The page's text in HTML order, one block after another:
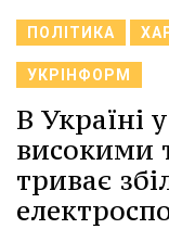
ПОЛІТИКА
УКРІНФОРМ
В Україні
високими
триває